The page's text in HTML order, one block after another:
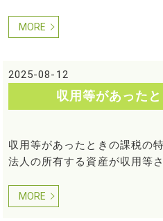
MORE
2025-08-12
収用等があった
収用等があったときの課税の
法人の所有する資産が収用等
MORE